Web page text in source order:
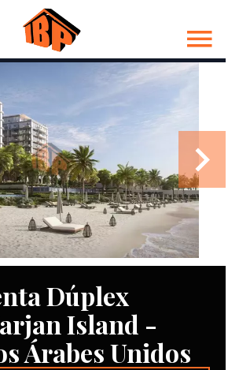
Dúplex
Island -
Árabes Unidos